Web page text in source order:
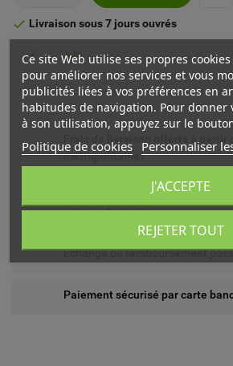
 Livraison sous 7 jours ouvrés
Frais de livraison offerts à partir
métropolitaine)
Livré chez vous ou en point relais
métropolitaine)
Echange ou remboursement
Paiement sécurisé par carte
Ce site Web utilise ses propres
pour améliorer nos services et vous
publicités liées à vos préférences en
habitudes de navigation. Pour donner
à son utilisation, appuyez sur le
Politique de cookies Personnaliser
REJETER TOUT
J'ACCEPTE